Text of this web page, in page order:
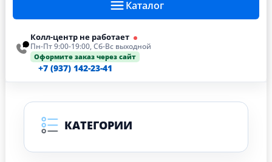
Каталог
Колл-центр не работает
Пн-Пт 9:00-19:00, Сб-Вс выходной
Оформите заказ через сайт
+7 (937) 142-23-41
КАТЕГОРИИ